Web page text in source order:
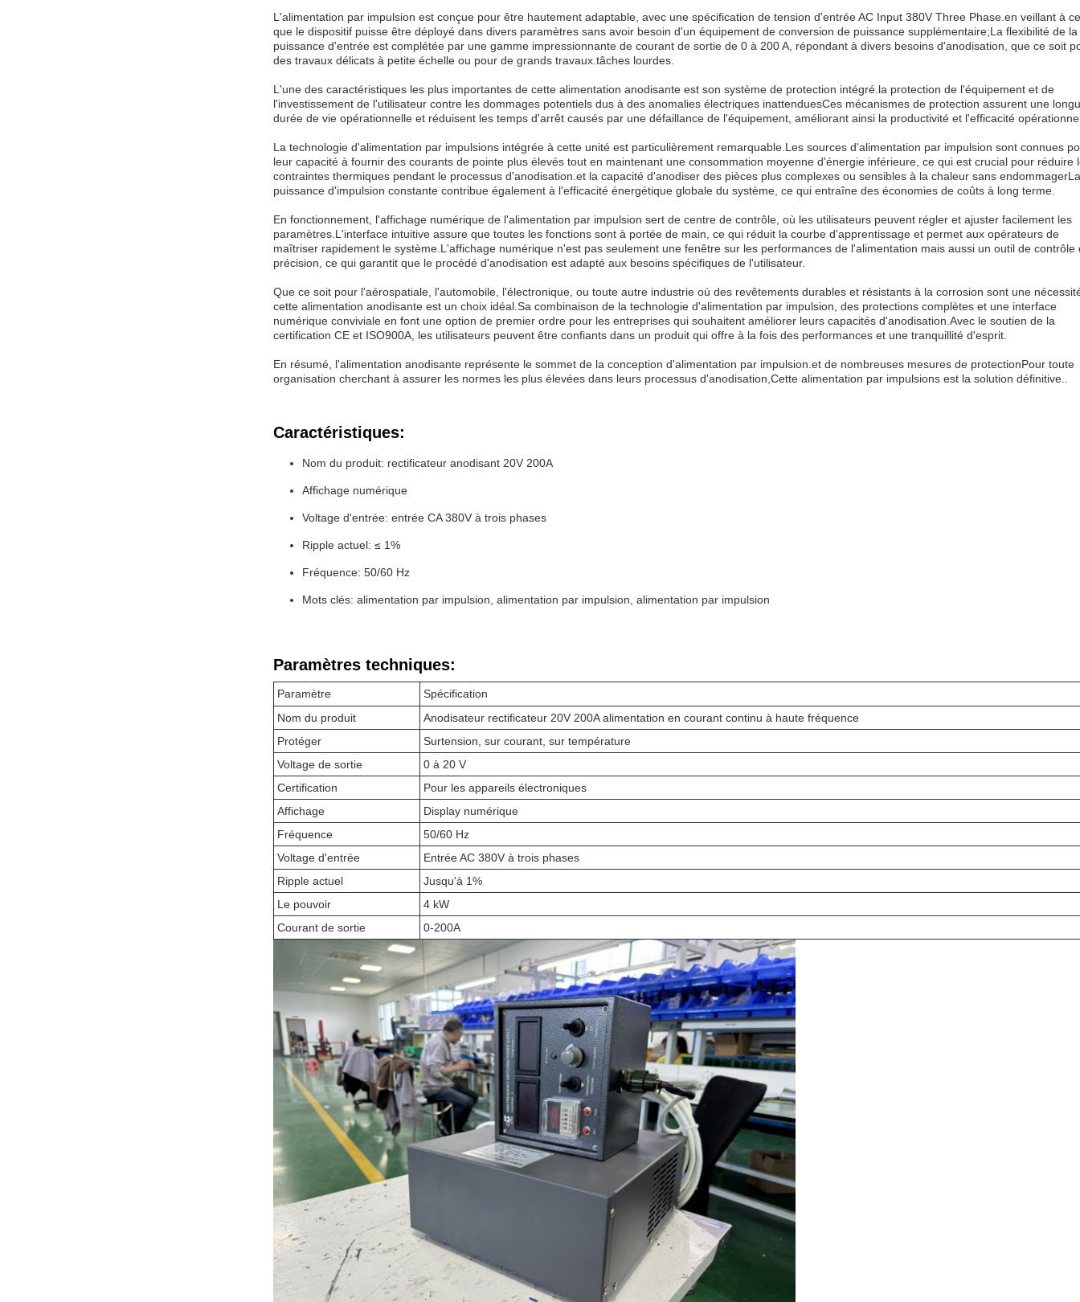
L'alimentation par impulsion est conçue pour être hautement adaptable, avec une spécification de tension d'entrée AC Input 380V Three Phase.en veillant à ce
que le dispositif puisse être déployé dans divers paramètres sans avoir besoin d'un équipement de conversion de puissance supplémentaire;La flexibilité de la
puissance d'entrée est complétée par une gamme impressionnante de courant de sortie de 0 à 200 A, répondant à divers besoins d'anodisation, que ce soit
des travaux délicats à petite échelle ou pour de grands travaux.tâches lourdes.
L'une des caractéristiques les plus importantes de cette alimentation anodisante est son système de protection intégré.la protection de l'équipement et de
l'investissement de l'utilisateur contre les dommages potentiels dus à des anomalies électriques inattenduesCes mécanismes de protection assurent une
durée de vie opérationnelle et réduisent les temps d'arrêt causés par une défaillance de l'équipement, améliorant ainsi la productivité et l'efficacité
La technologie d'alimentation par impulsions intégrée à cette unité est particulièrement remarquable.Les sources d'alimentation par impulsion sont connues
leur capacité à fournir des courants de pointe plus élevés tout en maintenant une consommation moyenne d'énergie inférieure, ce qui est crucial pour réduire
contraintes thermiques pendant le processus d'anodisation.et la capacité d'anodiser des pièces plus complexes ou sensibles à la chaleur sans endommagerLa
puissance d'impulsion constante contribue également à l'efficacité énergétique globale du système, ce qui entraîne des économies de coûts à long terme.
En fonctionnement, l'affichage numérique de l'alimentation par impulsion sert de centre de contrôle, où les utilisateurs peuvent régler et ajuster facilement les
paramètres.L'interface intuitive assure que toutes les fonctions sont à portée de main, ce qui réduit la courbe d'apprentissage et permet aux opérateurs de
maîtriser rapidement le système.L'affichage numérique n'est pas seulement une fenêtre sur les performances de l'alimentation mais aussi un outil de contrôle
précision, ce qui garantit que le procédé d'anodisation est adapté aux besoins spécifiques de l'utilisateur.
Que ce soit pour l'aérospatiale, l'automobile, l'électronique, ou toute autre industrie où des revêtements durables et résistants à la corrosion sont une
cette alimentation anodisante est un choix idéal.Sa combinaison de la technologie d'alimentation par impulsion, des protections complètes et une interface
numérique conviviale en font une option de premier ordre pour les entreprises qui souhaitent améliorer leurs capacités d'anodisation.Avec le soutien de la
certification CE et ISO900A, les utilisateurs peuvent être confiants dans un produit qui offre à la fois des performances et une tranquillité d'esprit.
En résumé, l'alimentation anodisante représente le sommet de la conception d'alimentation par impulsion.et de nombreuses mesures de protectionPour toute
organisation cherchant à assurer les normes les plus élevées dans leurs processus d'anodisation,Cette alimentation par impulsions est la solution définitive..
Caractéristiques:
Nom du produit: rectificateur anodisant 20V 200A
Affichage numérique
Voltage d'entrée: entrée CA 380V à trois phases
Ripple actuel: ≤ 1%
Fréquence: 50/60 Hz
Mots clés: alimentation par impulsion, alimentation par impulsion, alimentation par impulsion
Paramètres techniques:
Paramètre
Spécification
Nom du produit
Anodisateur rectificateur 20V 200A alimentation en courant continu à haute fréquence
Protéger
Surtension, sur courant, sur température
Voltage de sortie
0 à 20 V
Certification
Pour les appareils électroniques
Affichage
Display numérique
Fréquence
50/60 Hz
Voltage d'entrée
Entrée AC 380V à trois phases
Ripple actuel
Jusqu'à 1%
Le pouvoir
4 kW
Courant de sortie
0-200A